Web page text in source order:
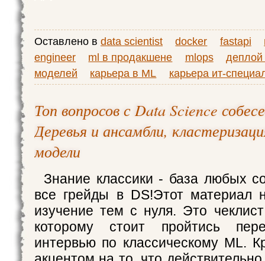
Оставлено в data scientist docker fastapi
engineer
ml в продакшене mlops
деплой
моделей
карьера в ML карьера ит-
Топ вопросов с Data Science
Деревья и ансамбли,
модели
Знание классики - база любых
все грейды в DS!Этот материал
изучение тем с нуля. Это
которому стоит пройтись
интервью по классическому ML.